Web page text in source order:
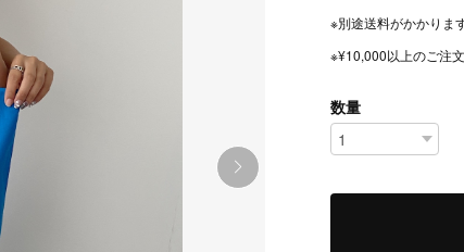
※別途送料がかかります
※¥10,000以上のご注
数量